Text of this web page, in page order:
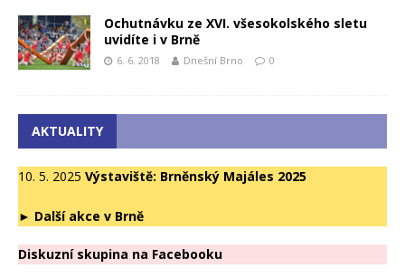
Ochutnávku ze XVI. všesokolského sletu
uvidíte i v Brně
6. 6. 2018 Dnešní Brno 0
AKTUALITY
10. 5. 2025 Výstaviště: Brněnský Majáles 2025
► Další akce v Brně
Diskuzní skupina na Facebooku